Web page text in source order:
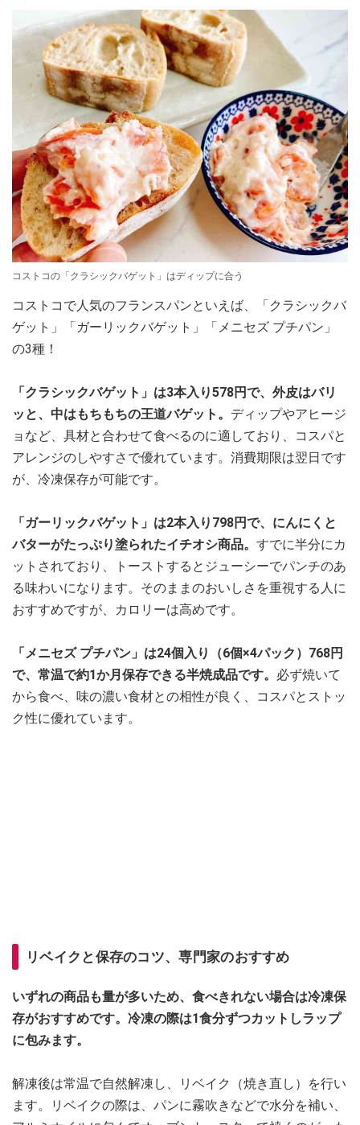
コストコの「クラシックバゲット」はディップに合う
コストコで人気のフランスパンといえば、「クラシックバ
ゲット」「ガーリックバゲット」「メニセズ プチパン」
の3種！
「クラシックバゲット」は3本入り578円で、外皮はバリ
ッと、中はもちもちの王道バゲット。 ディップやアヒージ
ョなど、具材と合わせて食べるのに適しており、コスパと
アレンジのしやすさで優れています。消費期限は翌日です
が、冷凍保存が可能です。
「ガーリックバゲット」は2本入り798円で、にんにくと
バターがたっぷり塗られたイチオシ商品。 すでに半分にカ
ットされており、トーストするとジューシーでパンチのあ
る味わいになります。そのままのおいしさを重視する人に
おすすめですが、カロリーは高めです。
「メニセズ プチパン」は24個入り（6個×4パック）768円
で、常温で約1か月保存できる半焼成品です。 必ず焼いて
から食べ、味の濃い食材との相性が良く、コスパとストッ
ク性に優れています。
リベイクと保存のコツ、専門家のおすすめ
いずれの商品も量が多いため、食べきれない場合は冷凍保
存がおすすめです。冷凍の際は1食分ずつカットしラップ
に包みます。
解凍後は常温で自然解凍し、リベイク（焼き直し）を行い
ます。リベイクの際は、パンに霧吹きなどで水分を補い、